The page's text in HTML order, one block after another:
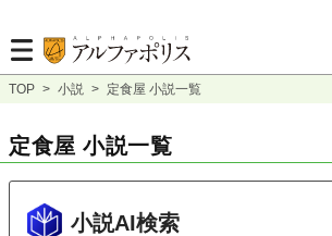
TOP > 小説 > 定食屋 小説一覧
定食屋 小説一覧
小説AI検索